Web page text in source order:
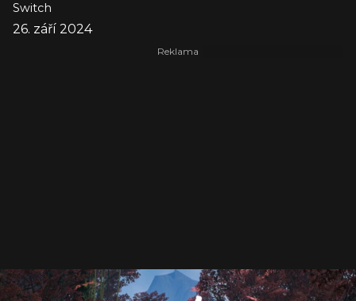
Switch
26. září 2024